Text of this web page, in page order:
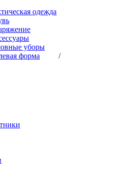
одежда
уборы
форма
/